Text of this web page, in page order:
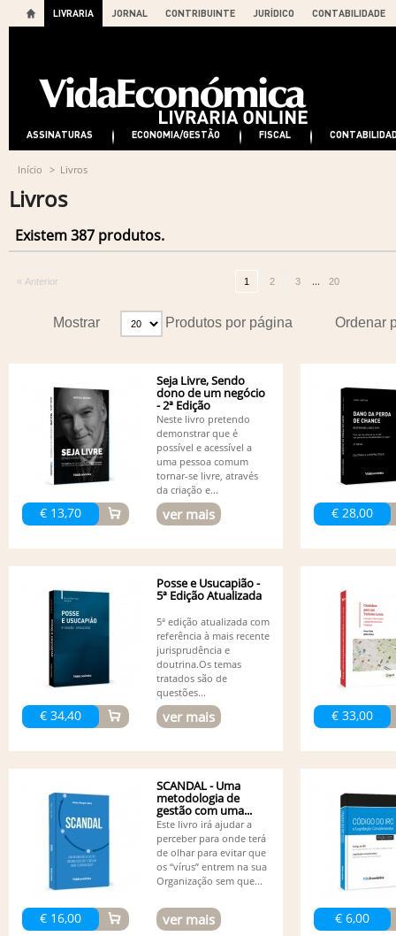
LIVRARIA JORNAL CONTRIBUINTE JURÍDICO CONTABILIDADE
ASSINATURAS ECONOMIA/GESTÃO FISCAL
Início > Livros
Livros
Existem 387 produtos.
« Anterior 1 2 3 ... 20
Ordenar
Mostrar Produtos por página
€ 13,70
Seja Livre, Sendo
dono de um negócio
- 2ª Edição
Neste livro pretendo
demonstrar que é
possível e acessível a
uma pessoa comum
tornar-se livre, através
da criação e...
ver mais € 28,00
€ 34,40
Posse e Usucapião -
5ª Edição Atualizada
5ª edição atualizada com
referência à mais recente
jurisprudência e
doutrina.Os temas
tratados são de
questões...
ver mais € 33,00
€ 16,00
SCANDAL - Uma
metodologia de
gestão com uma...
Este livro irá ajudar a
perceber para onde terá
de olhar para evitar que
os “vírus” entrem na sua
Organização sem que...
ver mais € 6,00